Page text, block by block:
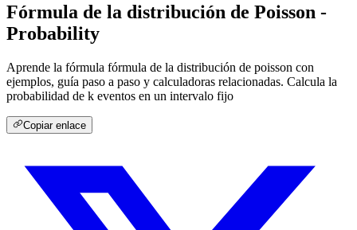
Fórmula de la distribución de Poisson -
Probability
Aprende la fórmula fórmula de la distribución de poisson con
ejemplos, guía paso a paso y calculadoras relacionadas. Calcula la
probabilidad de k eventos en un intervalo fijo
Copiar enlace